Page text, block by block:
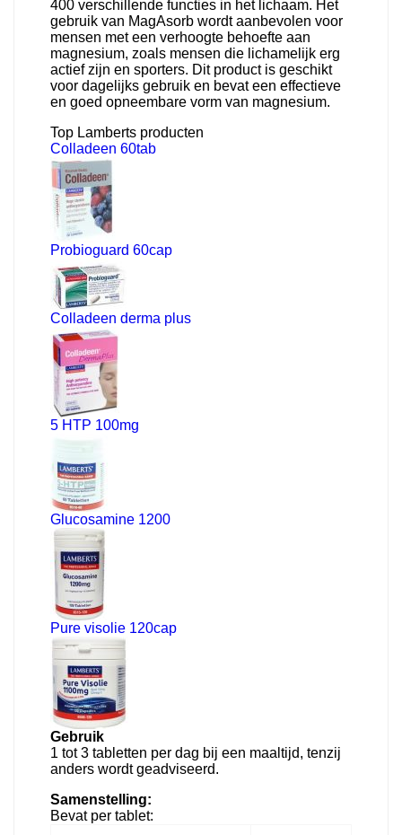
400 verschillende functies in het lichaam. Het
gebruik van MagAsorb wordt aanbevolen voor
mensen met een verhoogte behoefte aan
magnesium, zoals mensen die lichamelijk erg
actief zijn en sporters. Dit product is geschikt
voor dagelijks gebruik en bevat een effectieve
en goed opneembare vorm van magnesium.
Top Lamberts producten
Colladeen 60tab
Probioguard 60cap
Colladeen derma plus
5 HTP 100mg
Glucosamine 1200
Pure visolie 120cap
Gebruik
1 tot 3 tabletten per dag bij een maaltijd, tenzij
anders wordt geadviseerd.
Samenstelling:
Bevat per tablet: